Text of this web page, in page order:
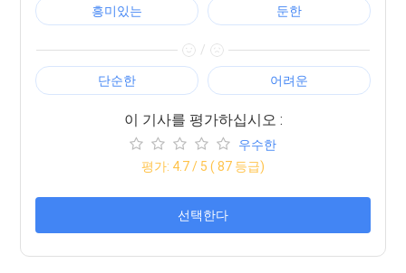
흥미있는 둔한
/
단순한 어려운
이 기사를 평가하십시오 :
우수한
평가: 4.7/ 5 ( 87 등급)
선택한다